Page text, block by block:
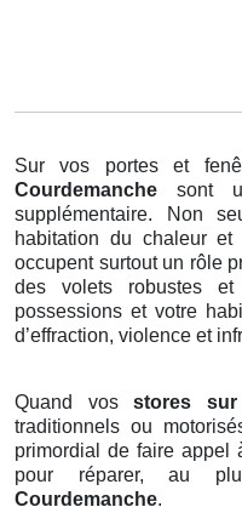
Sur vos portes et
Courdemanche sont
supplémentaire. Non
habitation du chaleur
occupent surtout un rôle
des volets robustes et
possessions et votre
d’effraction, violence et
Quand vos stores sur
traditionnels ou
primordial de faire
pour réparer, au
Courdemanche.